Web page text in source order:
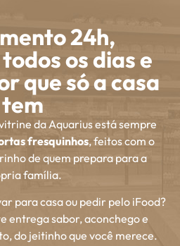
24h,
os dias e
que só a casa
tem
da Aquarius está sempre
fresquinhos, feitos com o
de quem prepara para a
família.
para casa ou pedir pelo iFood?
entrega sabor, aconchego e
do jeitinho que você merece.